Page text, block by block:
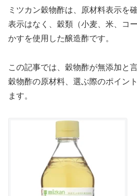
ミツカン穀物酢は、原材料表示を
表示はなく、穀類（小麦、米、コ
かすを使用した醸造酢です。
この記事では、穀物酢が無添加と
穀物酢の原材料、選ぶ際のポイン
ます。